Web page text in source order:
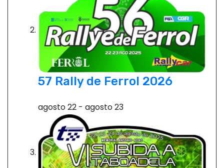
57 Rally de Ferrol 2026
agosto 22 - agosto 23